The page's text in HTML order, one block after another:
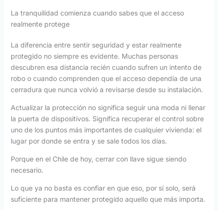
La tranquilidad comienza cuando sabes que el acceso
realmente protege
La diferencia entre sentir seguridad y estar realmente
protegido no siempre es evidente. Muchas personas
descubren esa distancia recién cuando sufren un intento de
robo o cuando comprenden que el acceso dependía de una
cerradura que nunca volvió a revisarse desde su instalación.
Actualizar la protección no significa seguir una moda ni llenar
la puerta de dispositivos. Significa recuperar el control sobre
uno de los puntos más importantes de cualquier vivienda: el
lugar por donde se entra y se sale todos los días.
Porque en el Chile de hoy, cerrar con llave sigue siendo
necesario.
Lo que ya no basta es confiar en que eso, por sí solo, será
suficiente para mantener protegido aquello que más importa.